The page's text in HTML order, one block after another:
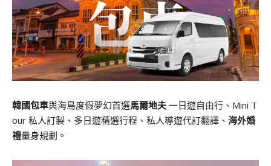
韓國包車與海島度假夢幻首選馬爾地夫 一日遊自由行、Mini T
our 私人訂製、多日遊精選行程、私人導遊代訂翻譯、 海外婚
禮量身規劃。